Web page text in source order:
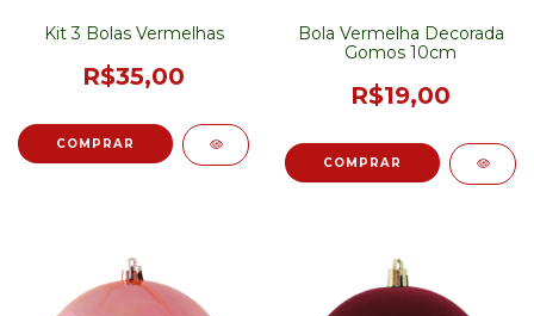
Kit 3 Bolas Vermelhas
R$35,00
COMPRAR
Bola Vermelha Decorada
Gomos 10cm
R$19,00